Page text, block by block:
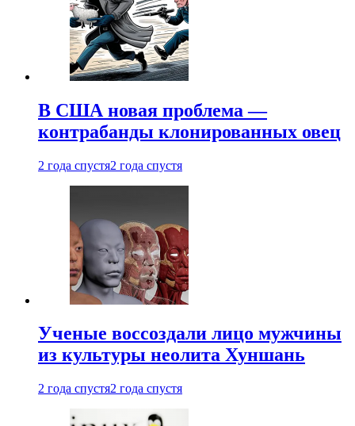
В США новая проблема —
контрабанды клонированных овец
2 года спустя2 года спустя
Ученые воссоздали лицо мужчины
из культуры неолита Хуншань
2 года спустя2 года спустя